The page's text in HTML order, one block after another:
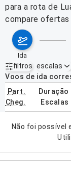
para a rota de
compare ofertas
ida
filtros
Filtros ativos
escalas
Voos de ida
part.
cheg.
duração
escalas
agosto de 2026
Não foi possível